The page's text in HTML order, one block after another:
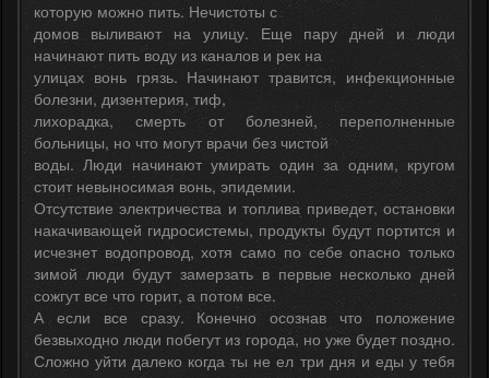
которую можно пить. Нечистоты с
домов выливают на улицу. Еще пару дней и люди
начинают пить воду из каналов и рек на
улицах вонь грязь. Начинают травится, инфекционные
болезни, дизентерия, тиф,
лихорадка, смерть от болезней, переполненные
больницы, но что могут врачи без чистой
воды. Люди начинают умирать один за одним, кругом
стоит невыносимая вонь, эпидемии.
Отсутствие электричества и топлива приведет, остановки
накачивающей гидросистемы, продукты будут портится и
исчезнет водопровод, хотя само по себе опасно только
зимой люди будут замерзать в первые несколько дней
сожгут все что горит, а потом все.
А если все сразу. Конечно осознав что положение
безвыходно люди побегут из города, но уже будет поздно.
Сложно уйти далеко когда ты не ел три дня и еды у тебя